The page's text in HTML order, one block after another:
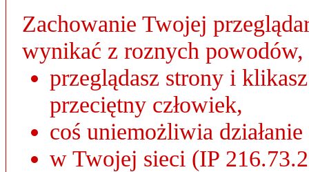
Zachowanie Twojej
wynikać z roznych
przeglądasz strony i
przeciętny człowiek,
coś uniemożliwia
w Twojej sieci (IP